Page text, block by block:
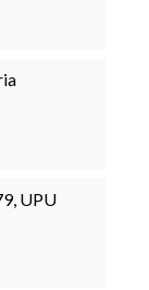
UPU